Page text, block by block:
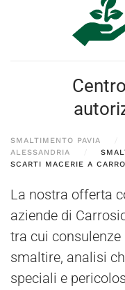
SMALTIMENTO PAVIA
ALESSANDRIA
SCARTI MACERIE A
La nostra offerta
aziende di
tra cui
smaltire, analisi
speciali e